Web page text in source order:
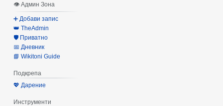
👁 Админ Зона
➕ Добави запис
👑 TheAdmin
🛡️ Приватно
📅 Дневник
📘 Wikitoni Guide
Подкрепа
💖 Дарение
Инструменти